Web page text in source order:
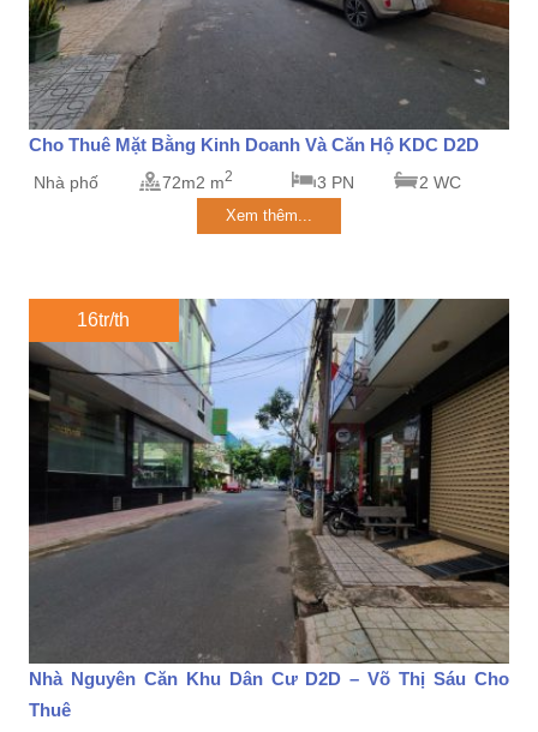
Cho Thuê Mặt Bằng Kinh Doanh Và Căn Hộ KDC D2D
Nhà phố 72m2 m2 3 PN 2 WC
Xem thêm...
16tr/th
Nhà Nguyên Căn Khu Dân Cư D2D – Võ Thị Sáu Cho
Thuê